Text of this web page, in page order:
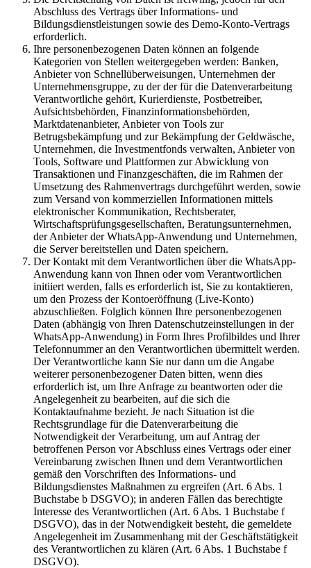
Abschluss des Vertrags über Informations- und
Bildungsdienstleistungen sowie des Demo-Konto-Vertrags
erforderlich.
Ihre personenbezogenen Daten können an folgende
Kategorien von Stellen weitergegeben werden: Banken,
Anbieter von Schnellüberweisungen, Unternehmen der
Unternehmensgruppe, zu der der für die Datenverarbeitung
Verantwortliche gehört, Kurierdienste, Postbetreiber,
Aufsichtsbehörden, Finanzinformationsbehörden,
Marktdatenanbieter, Anbieter von Tools zur
Betrugsbekämpfung und zur Bekämpfung der Geldwäsche,
Unternehmen, die Investmentfonds verwalten, Anbieter von
Tools, Software und Plattformen zur Abwicklung von
Transaktionen und Finanzgeschäften, die im Rahmen der
Umsetzung des Rahmenvertrags durchgeführt werden, sowie
zum Versand von kommerziellen Informationen mittels
elektronischer Kommunikation, Rechtsberater,
Wirtschaftsprüfungsgesellschaften, Beratungsunternehmen,
der Anbieter der WhatsApp-Anwendung und Unternehmen,
die Server bereitstellen und Daten speichern.
Der Kontakt mit dem Verantwortlichen über die WhatsApp-
Anwendung kann von Ihnen oder vom Verantwortlichen
initiiert werden, falls es erforderlich ist, Sie zu kontaktieren,
um den Prozess der Kontoeröffnung (Live-Konto)
abzuschließen. Folglich können Ihre personenbezogenen
Daten (abhängig von Ihren Datenschutzeinstellungen in der
WhatsApp-Anwendung) in Form Ihres Profilbildes und Ihrer
Telefonnummer an den Verantwortlichen übermittelt werden.
Der Verantwortliche kann Sie nur dann um die Angabe
weiterer personenbezogener Daten bitten, wenn dies
erforderlich ist, um Ihre Anfrage zu beantworten oder die
Angelegenheit zu bearbeiten, auf die sich die
Kontaktaufnahme bezieht. Je nach Situation ist die
Rechtsgrundlage für die Datenverarbeitung die
Notwendigkeit der Verarbeitung, um auf Antrag der
betroffenen Person vor Abschluss eines Vertrags oder einer
Vereinbarung zwischen Ihnen und dem Verantwortlichen
gemäß den Vorschriften des Informations- und
Bildungsdienstes Maßnahmen zu ergreifen (Art. 6 Abs. 1
Buchstabe b DSGVO); in anderen Fällen das berechtigte
Interesse des Verantwortlichen (Art. 6 Abs. 1 Buchstabe f
DSGVO), das in der Notwendigkeit besteht, die gemeldete
Angelegenheit im Zusammenhang mit der Geschäftstätigkeit
des Verantwortlichen zu klären (Art. 6 Abs. 1 Buchstabe f
DSGVO).